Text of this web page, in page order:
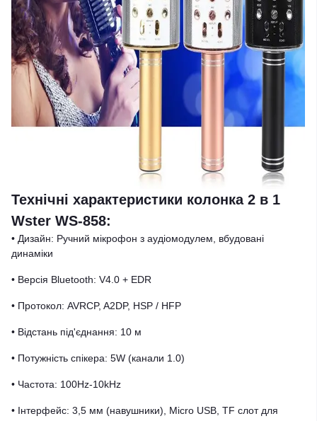
Технічні характеристики колонка 2 в 1
Wster WS-858:
• Дизайн: Ручний мікрофон з аудіомодулем, вбудовані
динаміки
• Версія Bluetooth: V4.0 + EDR
• Протокол: AVRCP, A2DP, HSP / HFP
• Відстань під'єднання: 10 м
• Потужність спікера: 5W (канали 1.0)
• Частота: 100Hz-10kHz
• Інтерфейс: 3,5 мм (навушники), Micro USB, TF слот для